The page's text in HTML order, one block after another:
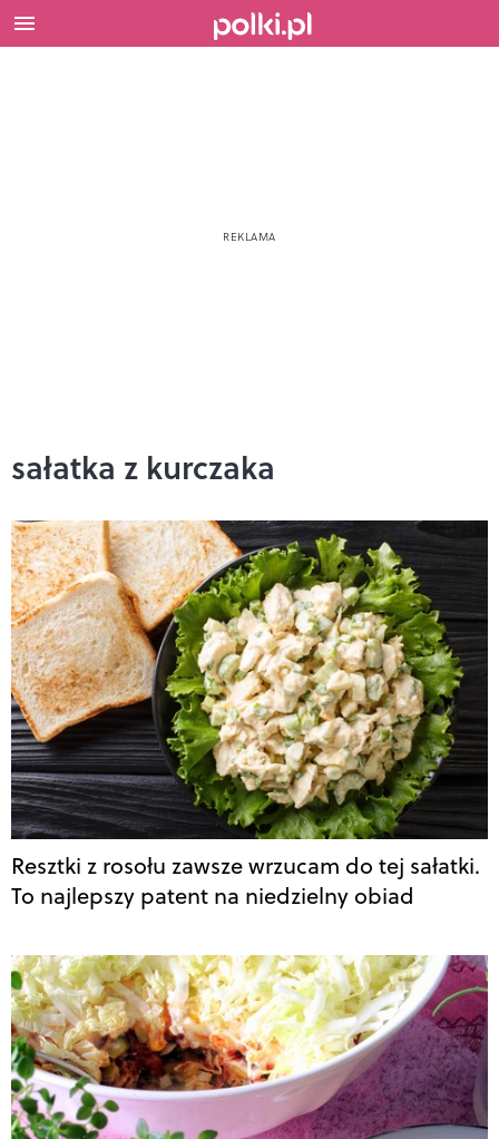
sałatka z kurczaka
Resztki z rosołu zawsze wrzucam do tej sałatki.
To najlepszy patent na niedzielny obiad